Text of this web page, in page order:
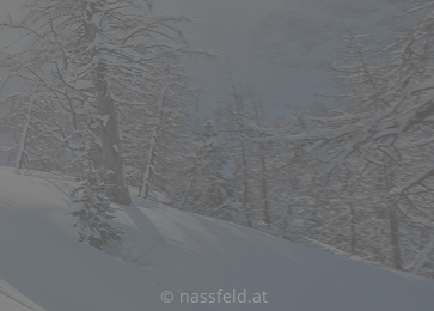
© nassfeld.at